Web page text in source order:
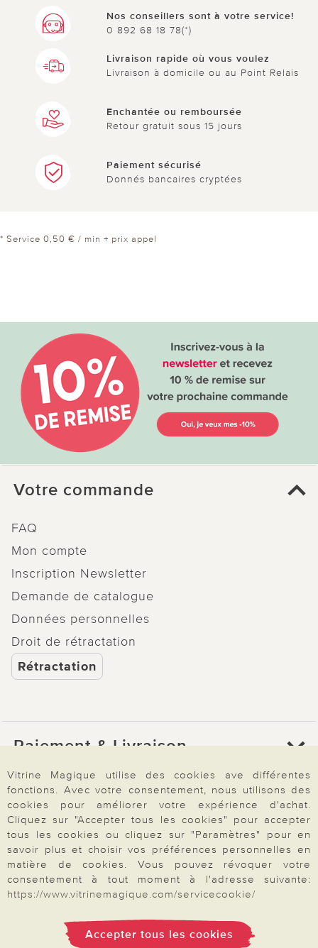
Nos conseillers sont à votre service!
0 892 68 18 78(*)
Livraison rapide où vous voulez
Livraison à domicile ou au Point Relais
Enchantée ou remboursée
Retour gratuit sous 15 jours
Paiement sécurisé
Donnés bancaires cryptées
* Service 0,50 € / min + prix appel
Votre commande
FAQ
Mon compte
Inscription Newsletter
Demande de catalogue
Données personnelles
Droit de rétractation
Rétractation
Paiement & Livraison
À propos de nous
Besoin d'aide?
Mentions légales|CGV|Données & liberté|Vie privée & cookies
Vitrine Magique utilise des cookies ave différentes
fonctions. Avec votre consentement, nous utilisons des
cookies pour améliorer votre expérience d'achat.
Cliquez sur "Accepter tous les cookies" pour accepter
tous les cookies ou cliquez sur "Paramètres" pour en
savoir plus et choisir vos préférences personnelles en
matière de cookies. Vous pouvez révoquer votre
consentement à tout moment à l'adresse suivante:
https://www.vitrinemagique.com/servicecookie/
Accepter tous les cookies